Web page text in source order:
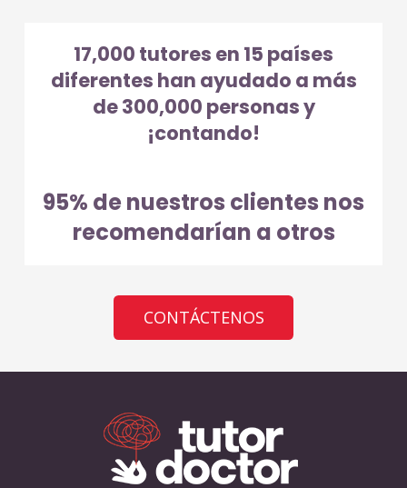
17,000 tutores en 15 países
diferentes han ayudado a más
de 300,000 personas y
¡contando!
95% de nuestros clientes nos
recomendarían a otros
CONTÁCTENOS